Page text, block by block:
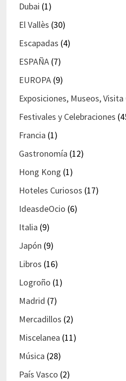
Dubai (1)
El Vallès (30)
Escapadas (4)
ESPAÑA(7)
EUROPA(9)
Exposiciones, Museos,
Festivales y Celebraciones
Francia (1)
Gastronomía (12)
Hong Kong (1)
Hoteles Curiosos (17)
IdeasdeOcio (6)
Italia (9)
Japón (9)
Libros (16)
Logroño (1)
Madrid (7)
Mercadillos (2)
Miscelanea (11)
Música (28)
País Vasco (2)